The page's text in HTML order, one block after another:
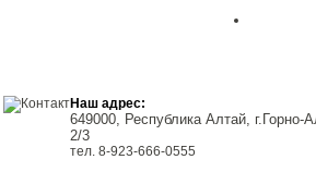
Наш адрес:
649000, Республика Алтай, г.Горно-
2/3
тел. 8-923-666-0555